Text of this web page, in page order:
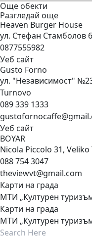
Още обекти
Разгледай още
Heaven Burger House
ул. Стефан Стамболов
0877555982
Уеб сайт
Gusto Forno
ул. "Независимост"
Turnovo
089 339 1333
Уеб сайт
BOYAR
Nicola Piccolo 31,
088 754 3047
theviewvt@gmail.com
Карти на града
МТИ „Културен
Карти на града
МТИ „Културен